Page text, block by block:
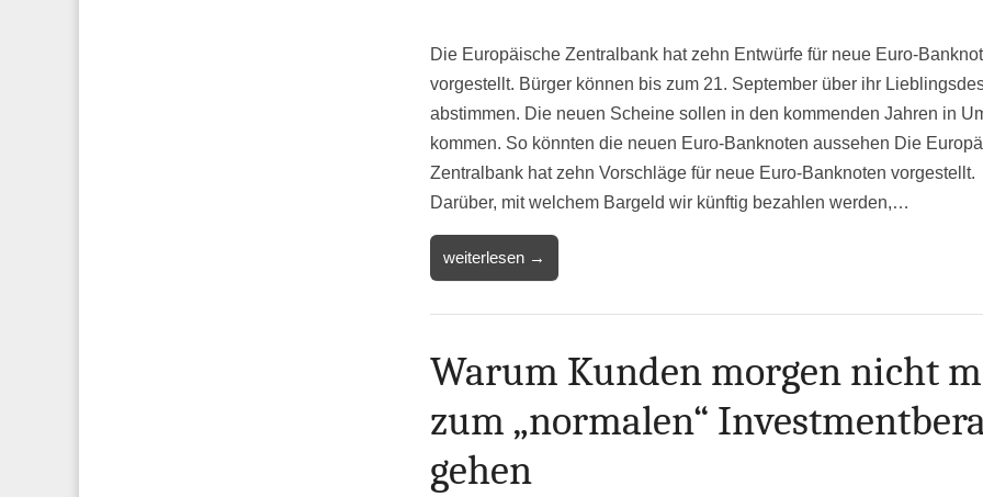
Die Europäische Zentralbank hat zehn Entwürfe für neue Euro-
vorgestellt. Bürger können bis zum 21. September über ihr
abstimmen. Die neuen Scheine sollen in den kommenden Jahren in
kommen. So könnten die neuen Euro-Banknoten aussehen Die
Zentralbank hat zehn Vorschläge für neue Euro-Banknoten vorgestellt.
Darüber, mit welchem Bargeld wir künftig bezahlen werden,…
weiterlesen →
Warum Kunden morgen nicht
zum „normalen“
gehen